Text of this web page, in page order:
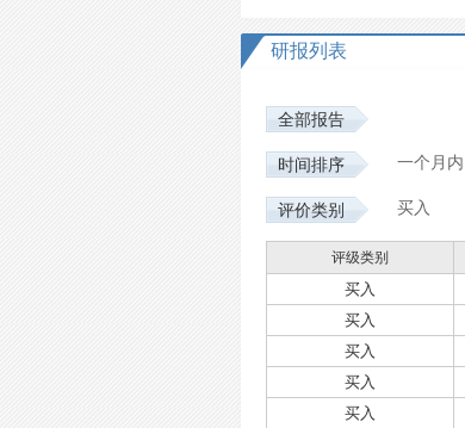
研报列表
全部报告
时间排序 一个月内
评价类别 买入
评级类别
买入
买入
买入
买入
买入